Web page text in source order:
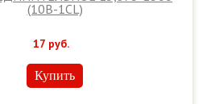
(10В-1CL)
17 руб.
Купить